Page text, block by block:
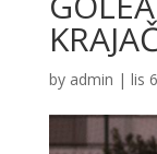
by admin | lis